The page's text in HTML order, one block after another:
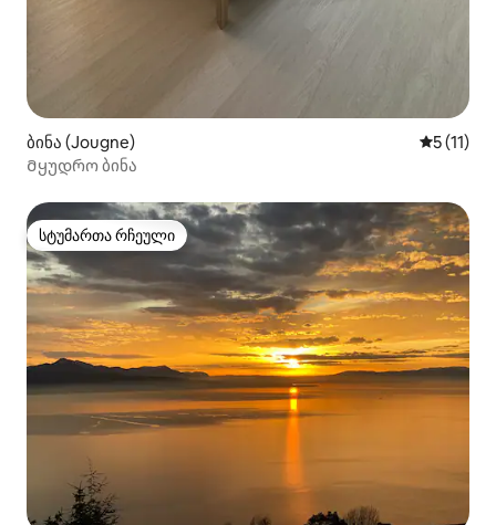
ბინა (Jougne) საშუალო
5 (11)
Მყუდრო ბინა
სტუმართა რჩეული
სტუმართა რჩეული